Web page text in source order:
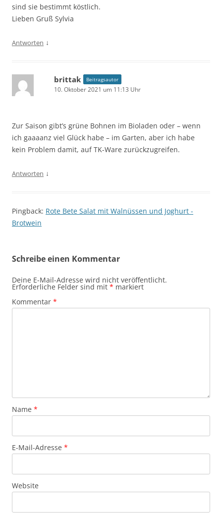
sind sie bestimmt köstlich.
Lieben Gruß Sylvia
Antworten ↓
brittak Beitragsautor
10. Oktober 2021 um 11:13 Uhr
Zur Saison gibt’s grüne Bohnen im Bioladen oder – wenn
ich gaaaanz viel Glück habe – im Garten, aber ich habe
kein Problem damit, auf TK-Ware zurückzugreifen.
Antworten ↓
Pingback: Rote Bete Salat mit Walnüssen und Joghurt -
Brotwein
Schreibe einen Kommentar
Deine E-Mail-Adresse wird nicht veröffentlicht.
Erforderliche Felder sind mit * markiert
Kommentar *
Name *
E-Mail-Adresse *
Website